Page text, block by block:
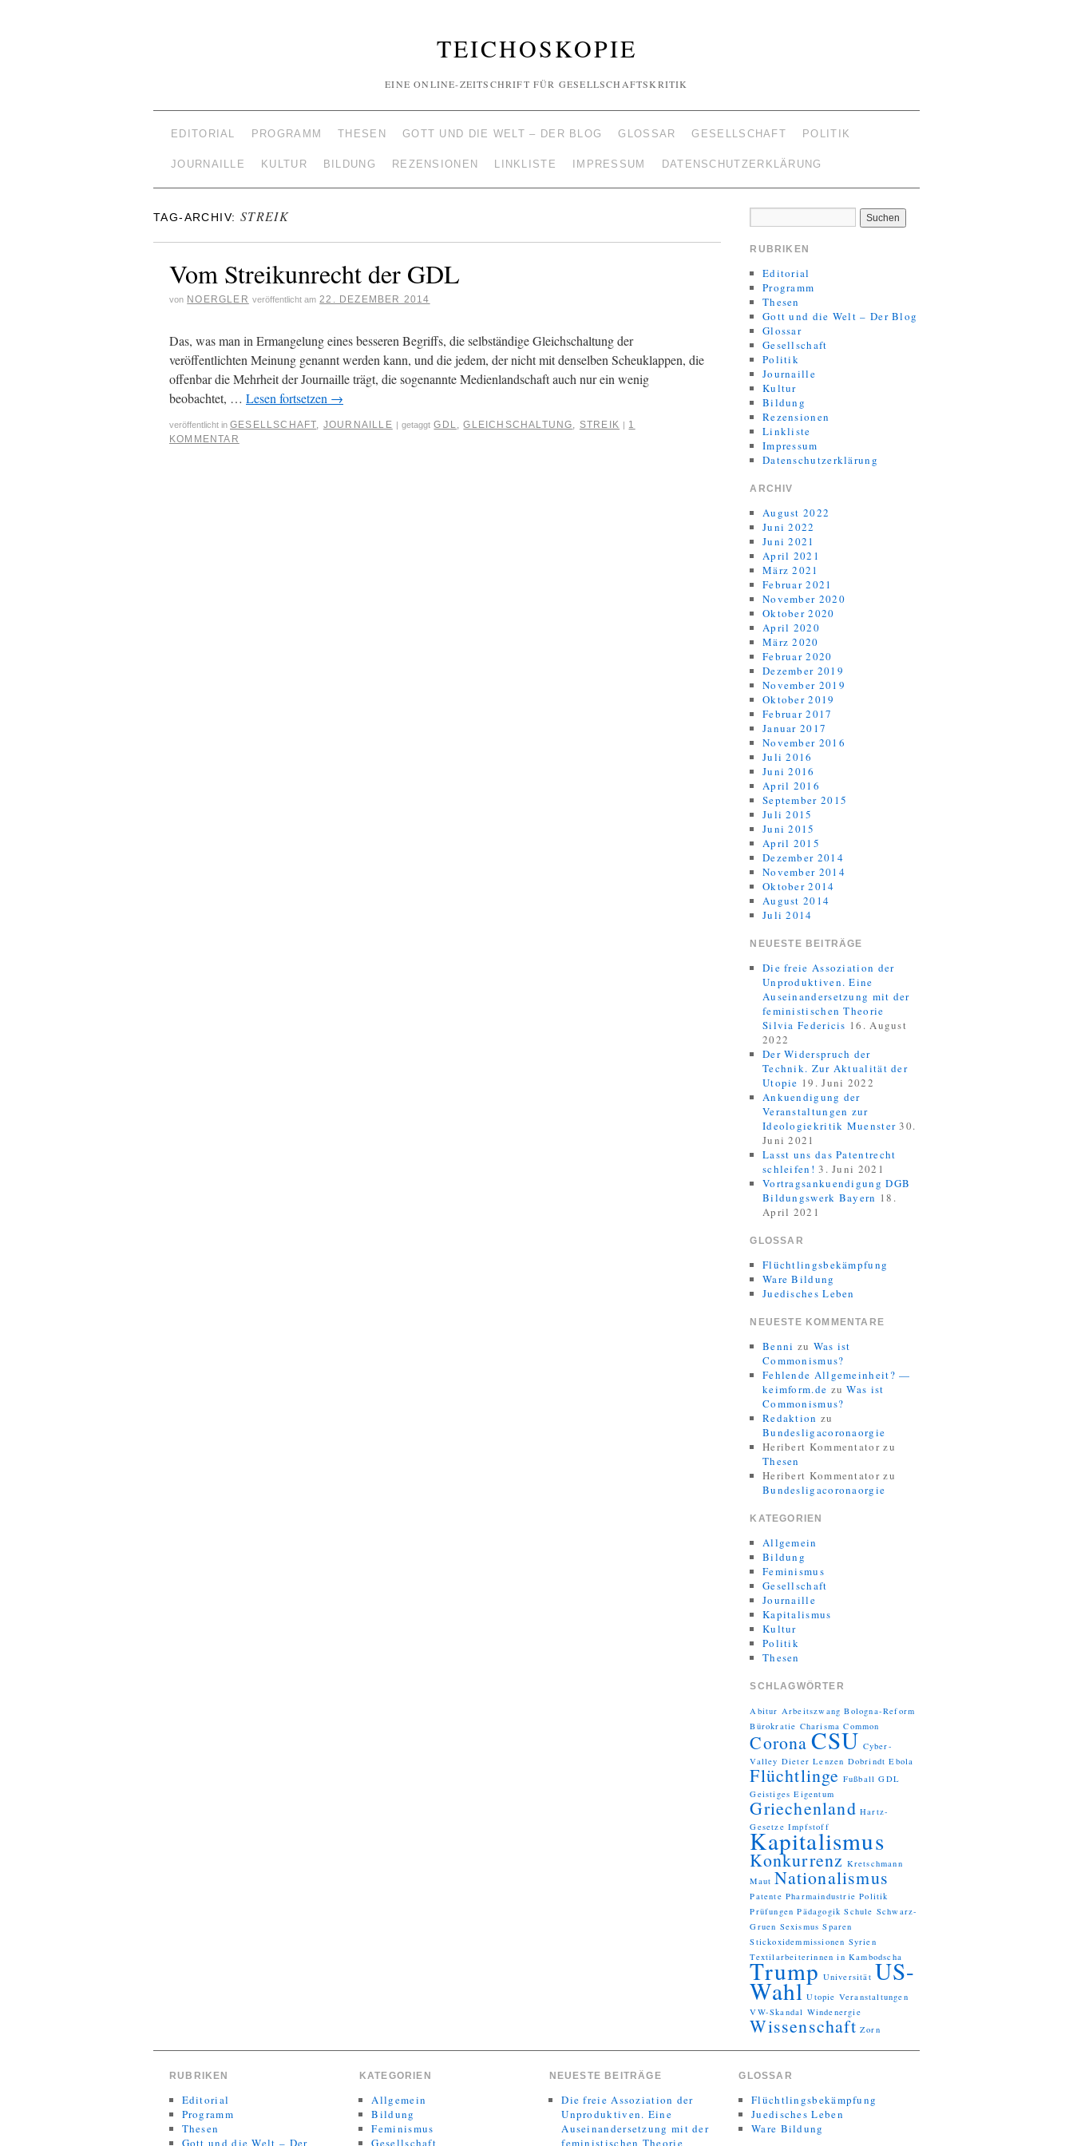
TEICHOSKOPIE
EINE ONLINE-ZEITSCHRIFT FÜR GESELLSCHAFTSKRITIK
EDITORIAL PROGRAMM THESEN GOTT UND DIE WELT – DER BLOG GLOSSAR GESELLSCHAFT POLITIK
JOURNAILLE KULTUR BILDUNG REZENSIONEN LINKLISTE IMPRESSUM DATENSCHUTZERKLÄRUNG
TAG-ARCHIV: STREIK
Vom Streikunrecht der GDL
von NOERGLER veröffentlicht am 22. DEZEMBER 2014
Das, was man in Ermangelung eines besseren Begriffs, die selbständige Gleichschaltung der
veröffentlichten Meinung genannt werden kann, und die jedem, der nicht mit denselben Scheuklappen, die
offenbar die Mehrheit der Journaille trägt, die sogenannte Medienlandschaft auch nur ein wenig
beobachtet, … Lesen fortsetzen →
veröffentlicht in GESELLSCHAFT, JOURNAILLE | getaggt GDL,GLEICHSCHALTUNG, STREIK | 1
KOMMENTAR
RUBRIKEN
Editorial
Programm
Thesen
Gott und die Welt – Der Blog
Glossar
Gesellschaft
Politik
Journaille
Kultur
Bildung
Rezensionen
Linkliste
Impressum
Datenschutzerklärung
ARCHIV
August 2022
Juni 2022
Juni 2021
April 2021
März 2021
Februar 2021
November 2020
Oktober 2020
April 2020
März 2020
Februar 2020
Dezember 2019
November 2019
Oktober 2019
Februar 2017
Januar 2017
November 2016
Juli 2016
Juni 2016
April 2016
September 2015
Juli 2015
Juni 2015
April 2015
Dezember 2014
November 2014
Oktober 2014
August 2014
Juli 2014
NEUESTE BEITRÄGE
Die freie Assoziation der
Unproduktiven. Eine
Auseinandersetzung mit der
feministischen Theorie
Silvia Federicis 16. August
2022
Der Widerspruch der
Technik. Zur Aktualität der
Utopie 19. Juni 2022
Ankuendigung der
Veranstaltungen zur
Ideologiekritik Muenster 30.
Juni 2021
Lasst uns das Patentrecht
schleifen! 3. Juni 2021
Vortragsankuendigung DGB
Bildungswerk Bayern 18.
April 2021
GLOSSAR
Flüchtlingsbekämpfung
Ware Bildung
Juedisches Leben
NEUESTE KOMMENTARE
Benni zu Was ist
Commonismus?
Fehlende Allgemeinheit? —
keimform.de zuWas ist
Commonismus?
Redaktion zu
Bundesligacoronaorgie
Heribert Kommentatorzu
Thesen
Heribert Kommentatorzu
Bundesligacoronaorgie
KATEGORIEN
Allgemein
Bildung
Feminismus
Gesellschaft
Journaille
Kapitalismus
Kultur
Politik
Thesen
SCHLAGWÖRTER
Abitur Arbeitszwang Bologna-Reform
Bürokratie Charisma Common
Corona CSU Cyber-
Valley Dieter Lenzen Dobrindt Ebola
Flüchtlinge Fußball GDL
Geistiges Eigentum
Griechenland Hartz-
Gesetze Impfstoff
Kapitalismus
Konkurrenz Kretschmann
Maut Nationalismus
Patente Pharmaindustrie Politik
Prüfungen Pädagogik Schule Schwarz-
Gruen Sexismus Sparen
Stickoxidemmissionen Syrien
Textilarbeiterinnen in Kambodscha
Trump Universität US-
Wahl Utopie Veranstaltungen
VW-Skandal Windenergie
Wissenschaft Zorn
RUBRIKEN
Editorial
Programm
Thesen
Gott und die Welt – Der
KATEGORIEN
Allgemein
Bildung
Feminismus
Gesellschaft
NEUESTE BEITRÄGE
Die freie Assoziation der
Unproduktiven. Eine
Auseinandersetzung mit der
feministischen Theorie
GLOSSAR
Flüchtlingsbekämpfung
Juedisches Leben
Ware Bildung